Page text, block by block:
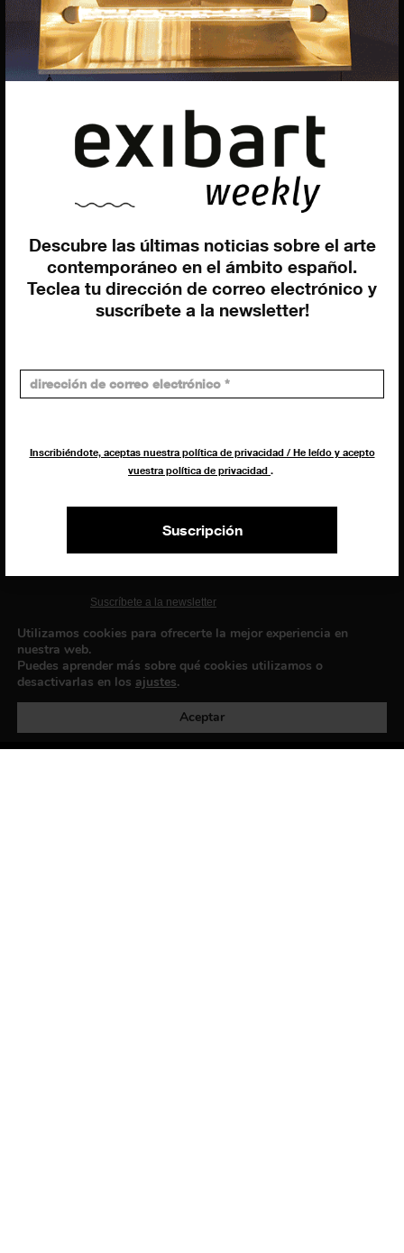
Descubre las últimas noticias sobre el arte
contemporáneo en el ámbito español.
Teclea tu dirección de correo electrónico y
suscríbete a la newsletter!
Inscribiéndote, aceptas nuestra política de privacidad / He leído y acepto
vuestra política de privacidad .
Suscripción
EQUIPO
Dirección general
Federico Pazzagli
Dirección exibart.es
Administración
Francesca Grismondi
Programación y diseño web
EXIBART SPAIN, S.L.U.
AVINGUDA ROMA, 12
Suscríbete a la newsletter
Política de privacidad
Utilizamos cookies para ofrecerte la mejor experiencia en
nuestra web.
Puedes aprender más sobre qué cookies utilizamos o
desactivarlas en los ajustes.
Aceptar